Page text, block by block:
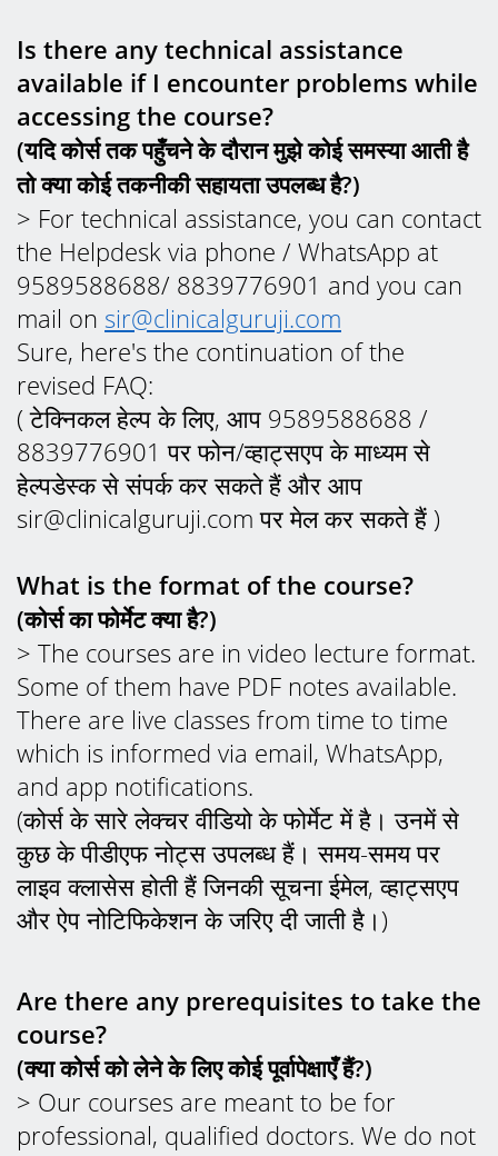
Is there any technical assistance
available if I encounter problems while
accessing the course?
(यदि कोर्स तक पहुँचने के दौरान मुझे कोई समस्या आती है
तो क्या कोई तकनीकी सहायता उपलब्ध है?)
> For technical assistance, you can contact
the Helpdesk via phone / WhatsApp at
9589588688/ 8839776901 and you can
mail on sir@clinicalguruji.com
Sure, here's the continuation of the
revised FAQ:
(टेक्निकल हेल्प के लिए, आप 9589588688 /
8839776901 पर फोन/व्हाट्सएप के माध्यम से
हेल्पडेस्क से संपर्क कर सकते हैं और आप
sir@clinicalguruji.com पर मेल कर सकते हैं )
What is the format of the course?
(कोर्स का फोर्मेट क्या है?)
> The courses are in video lecture format.
Some of them have PDF notes available.
There are live classes from time to time
which is informed via email, WhatsApp,
and app notifications.
(कोर्स के सारे लेक्चर वीडियो के फोर्मेट में है। उनमें से
कुछ के पीडीएफ नोट्स उपलब्ध हैं। समय-समय पर
लाइव क्लासेस होती हैं जिनकी सूचना ईमेल, व्हाट्सएप
और ऐप नोटिफिकेशन के जरिए दी जाती है।)
Are there any prerequisites to take the
course?
(क्या कोर्स को लेने के लिए कोई पूर्वापेक्षाएँ हैं?)
> Our courses are meant to be for
professional, qualified doctors. We do not